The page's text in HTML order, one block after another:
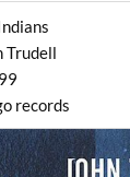
Trudell
records